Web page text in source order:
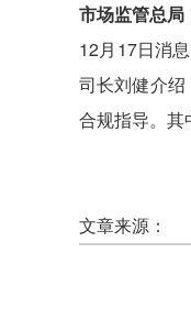
市场监管总局
12月17日消
司长刘健介
合规指导。其
文章来源：